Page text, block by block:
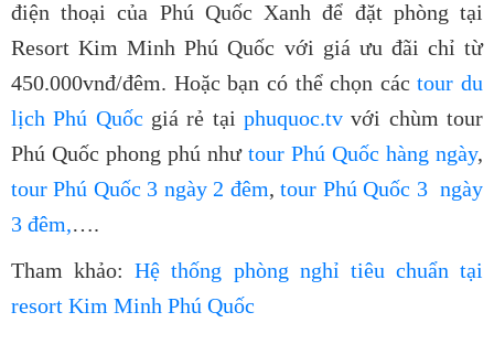
điện thoại của Phú Quốc Xanh để đặt phòng tại
Resort Kim Minh Phú Quốc với giá ưu đãi chỉ từ
450.000vnđ/đêm. Hoặc bạn có thể chọn các tour du
lịch Phú Quốc giá rẻ tạiphuquoc.tvvới chùm tour
Phú Quốc phong phú nhưtour Phú Quốc hàng ngày,
tour Phú Quốc 3 ngày 2 đêm,tour Phú Quốc 3 ngày
3 đêm,….
Tham khảo:Hệ thống phòng nghỉ tiêu chuẩn tại
resort Kim Minh Phú Quốc